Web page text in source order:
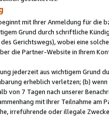
mit Ihrer Anmeldung für die
Grund durch schriftliche
Gerichtswegs), wobei eine
die Partner-Website in Ihrem
jederzeit aus wichtigem Grund
erheblich verletzen; (b)
von 7 Tagen nach unserer
mit Ihrer Teilnahme am
irreführende oder illegale